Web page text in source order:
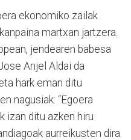
ekonomiko zailak
martxan jartzera.
jendearen babesa
Anjel Aldai da
hark eman ditu
nagusiak: “Egoera
izan ditu azken hiru
aurreikusten dira.